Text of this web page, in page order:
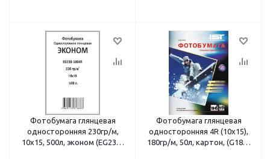
Фотобумага глянцевая
односторонняя 230гр/м,
10х15, 500л, эконом (EG230-
Фотобумага глянцевая
односторонняя 4R (10x15),
180гр/м, 50л, картон, (G180-